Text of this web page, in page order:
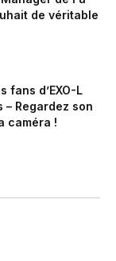
de véritable
fans d’EXO-L
– Regardez son
caméra !